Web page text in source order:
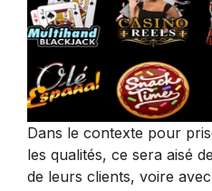
Dans le contexte pour
les qualités, ce sera aisé
de leurs clients, voire